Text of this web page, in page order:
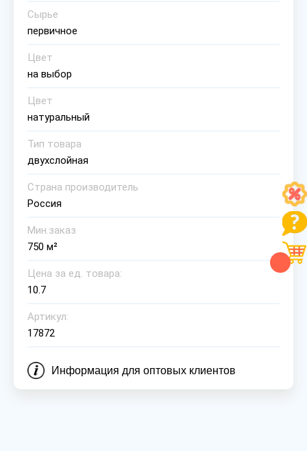
Сырье
первичное
Цвет
на выбор
Цвет
натуральный
Тип товара
двухслойная
Страна производитель
Россия
Мин.заказ
750 м²
Цена за ед. товара:
10.7
Артикул:
17872
Информация для оптовых клиентов